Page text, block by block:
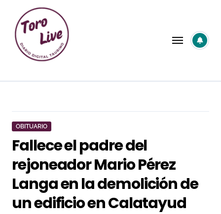
contenido
OBITUARIO
Fallece el padre del
rejoneador Mario Pérez
Langa en la demolición de
un edificio en Calatayud